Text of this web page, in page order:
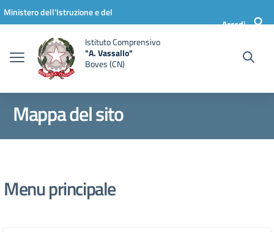
Vai ai contenuti
Vai al menu di navigazione
Vai al footer
Ministero dell'Istruzione e del
Accedi
Istituto Comprensivo
"A. Vassallo"
Boves (CN)
Mappa del sito
Menu principale